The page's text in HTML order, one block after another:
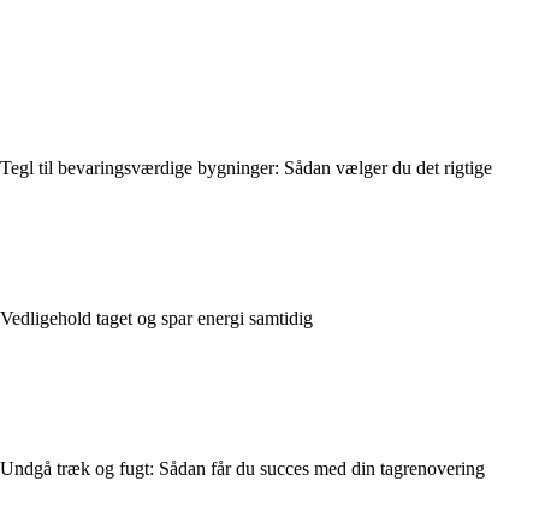
Tegl til bevaringsværdige bygninger: Sådan vælger du det rigtige
Vedligehold taget og spar energi samtidig
Undgå træk og fugt: Sådan får du succes med din tagrenovering